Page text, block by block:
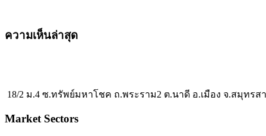
ความเห็นล่าสุด
18/2 ม.4 ซ.ทรัพย์มหาโชค ถ.พระราม2 ต.นาดี อ.เมือง จ.สมุทรส
Market Sectors